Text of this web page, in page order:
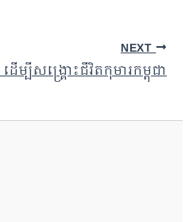
NEXT
ម្បីសង្គ្រោះជីវិតកុមារកម្ពុជា